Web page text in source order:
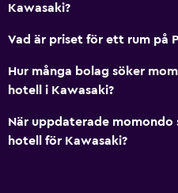
Kawasaki?
Vad är priset för ett rum på
Hur många bolag söker
hotell i Kawasaki?
När uppdaterade momondo
hotell för Kawasaki?